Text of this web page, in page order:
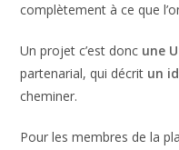
complètement à ce que
Un projet c’est donc une
partenarial, qui décrit un
cheminer.
Pour les membres de la